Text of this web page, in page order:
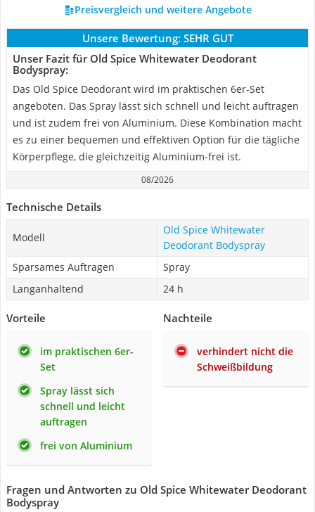
Preisvergleich und weitere Angebote
Unsere Bewertung: SEHR GUT
Unser Fazit für Old Spice Whitewater Deodorant
Bodyspray:
Das Old Spice Deodorant wird im praktischen 6er-Set
angeboten. Das Spray lässt sich schnell und leicht auftragen
und ist zudem frei von Aluminium. Diese Kombination macht
es zu einer bequemen und effektiven Option für die tägliche
Körperpflege, die gleichzeitig Aluminium-frei ist.
08/2026
Technische Details
Modell
Old Spice Whitewater
Deodorant Bodyspray
Sparsames Auftragen
Spray
Langanhaltend
24 h
Vorteile
im praktischen 6er-
Set
Spray lässt sich
schnell und leicht
auftragen
frei von Aluminium
Nachteile
verhindert nicht die
Schweißbildung
Fragen und Antworten zu Old Spice Whitewater Deodorant
Bodyspray